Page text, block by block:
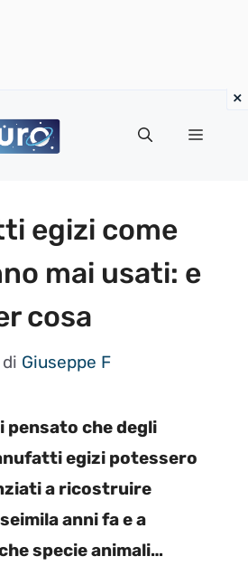
Menu
egizi come
mai usati: e
cosa
di Giuseppe F
pensato che degli
egizi potessero
a ricostruire
anni fa e a
specie animali…